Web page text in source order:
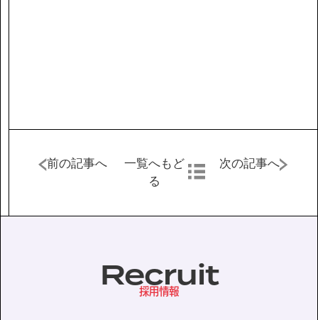
営業カタログダウンロード
協力会社の皆様へ
このサイトの使い方
前の記事へ
一覧へもど
る
次の記事へ
Recruit
採用情報